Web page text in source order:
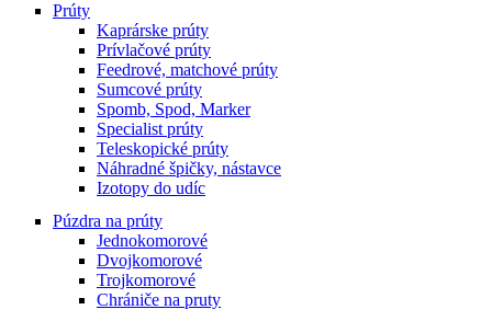
Prúty
Kaprárske prúty
Prívlačové prúty
Feedrové, matchové prúty
Sumcové prúty
Spomb, Spod, Marker
Specialist prúty
Teleskopické prúty
Náhradné špičky, nástavce
Izotopy do udíc
Púzdra na prúty
Jednokomorové
Dvojkomorové
Trojkomorové
Chrániče na pruty